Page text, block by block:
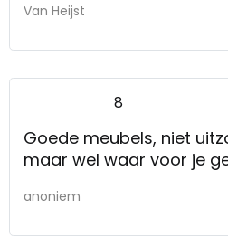
Van Heijst
8
Goede meubels, niet
maar wel waar voor je
anoniem